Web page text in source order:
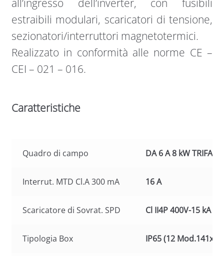
all’ingresso dell’inverter, con fusibili
estraibili modulari, scaricatori di tensione,
sezionatori/interruttori magnetotermici.
Realizzato in conformità alle norme CE –
CEI – 021 – 016.
Caratteristiche
Quadro di campo DA 6 A 8 kW TRIFASE
Interrut. MTD Cl.A 300 mA 16 A
Scaricatore di Sovrat. SPD Cl II4P 400V-15 kA
Tipologia Box IP65 (12